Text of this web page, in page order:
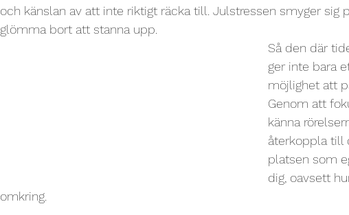
och känslan av att inte riktigt räcka till. Julstressen smyger sig
glömma bort att stanna upp.
Så den där
ger inte bara
möjlighet att
Genom att
känna
återkoppla till
platsen som
dig, oavsett
omkring.